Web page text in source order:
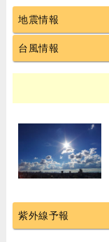
地震情報
台風情報
紫外線予報